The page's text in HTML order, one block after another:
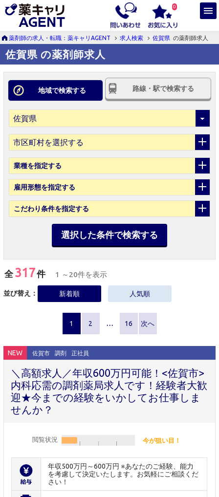
0
薬剤師の求人・転職：薬キャリAGENT 求人検索 佐賀県 の薬剤師求人
佐賀県 の薬剤師求人
地域で検索する 路線・駅で検索する
市区町村を選択する
業種を指定する
雇用形態を指定する
こだわり条件を指定する
選択した条件で検索する
全317件 1 ～20件を表示
並び替え： 新着順 人気順
1 2 … 16 次へ
NEW 佐賀市 調剤 正社員
＼高額求人／年収600万円可能！<佐賀市>
内科応需の調剤薬局求人です！経験者大歓
迎★今までの経験をいかしてお仕事しま
せんか？
閲覧状況 今が狙い目！
年収500万円～600万円 ※あなたのご経験、能力
を考慮して決定いたします。お気軽にご相談くだ
さい！